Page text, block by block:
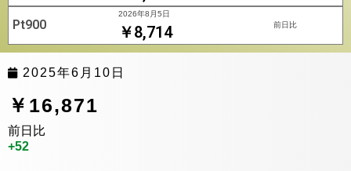
Pt900 ￥8,714
2026年8月5日
前日比
2025年6月10日
￥16,871
前日比
+52